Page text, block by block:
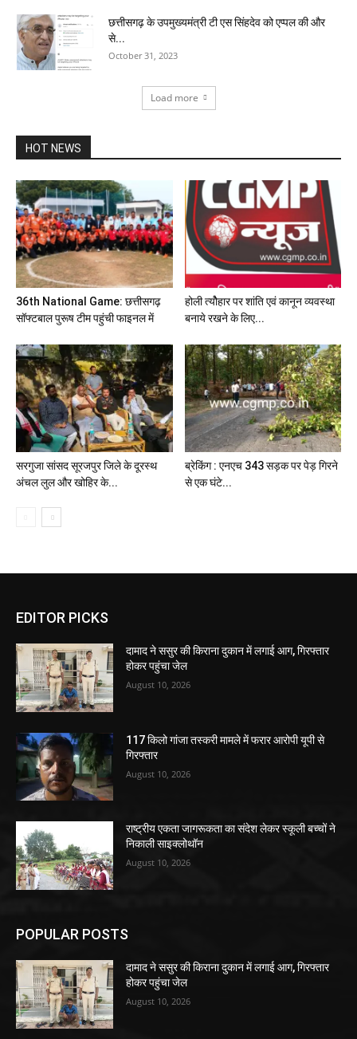
छत्तीसगढ़ के उपमुख्यमंत्री टी एस सिंहदेव को एप्पल की और
से...
October 31, 2023
Load more
HOT NEWS
36th National Game: छत्तीसगढ़
सॉफ्टबाल पुरूष टीम पहुंची फाइनल में
होली त्योैहार पर शांति एवं कानून व्यवस्था
बनाये रखने के लिए...
सरगुजा सांसद सूरजपुर जिले के दूरस्थ
अंचल लुल और खोहिर के...
ब्रेकिंग : एनएच 343 सड़क पर पेड़ गिरने
से एक घंटे...
EDITOR PICKS
दामाद ने ससुर की किराना दुकान में लगाई आग, गिरफ्तार
होकर पहुंचा जेल
August 10, 2026
117 किलो गांजा तस्करी मामले में फरार आरोपी यूपी से
गिरफ्तार
August 10, 2026
राष्ट्रीय एकता जागरूकता का संदेश लेकर स्कूली बच्चों ने
निकाली साइक्लोथॉन
August 10, 2026
POPULAR POSTS
दामाद ने ससुर की किराना दुकान में लगाई आग, गिरफ्तार
होकर पहुंचा जेल
August 10, 2026